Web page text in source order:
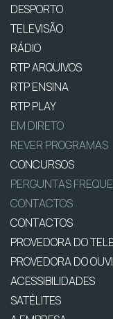
DESPORTO
TELEVISÃO
RÁDIO
RTP ARQUIVOS
RTP ENSINA
RTP PLAY
EM DIRETO
REVER PROGRAMAS
CONCURSOS
PERGUNTAS
CONTACTOS
CONTACTOS
PROVEDORA DO
PROVEDORA DO
ACESSIBILIDADES
SATÉLITES